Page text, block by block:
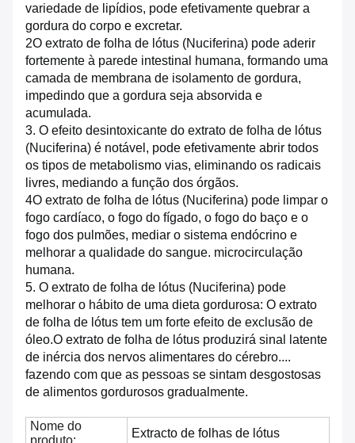
variedade de lipídios, pode efetivamente quebrar a
gordura do corpo e excretar.
2O extrato de folha de lótus (Nuciferina) pode aderir
fortemente à parede intestinal humana, formando uma
camada de membrana de isolamento de gordura,
impedindo que a gordura seja absorvida e
acumulada.
3. O efeito desintoxicante do extrato de folha de lótus
(Nuciferina) é notável, pode efetivamente abrir todos
os tipos de metabolismo vias, eliminando os radicais
livres, mediando a função dos órgãos.
4O extrato de folha de lótus (Nuciferina) pode limpar o
fogo cardíaco, o fogo do fígado, o fogo do baço e o
fogo dos pulmões, mediar o sistema endócrino e
melhorar a qualidade do sangue. microcirculação
humana.
5. O extrato de folha de lótus (Nuciferina) pode
melhorar o hábito de uma dieta gordurosa: O extrato
de folha de lótus tem um forte efeito de exclusão de
óleo.O extrato de folha de lótus produzirá sinal latente
de inércia dos nervos alimentares do cérebro....
fazendo com que as pessoas se sintam desgostosas
de alimentos gordurosos gradualmente.
Nome do
Extracto de folhas de lótus